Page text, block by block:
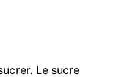
Le sucre